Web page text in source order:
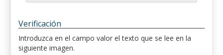
Verificación
Introduzca en el campo valor el texto que se lee en la
siguiente imagen.